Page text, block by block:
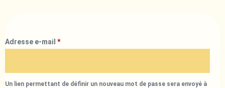
Adresse e-mail *
Un lien permettant de définir un nouveau mot de passe sera envoyé à